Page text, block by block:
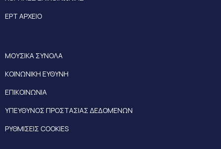
ΕΡΤ ΑΡΧΕΙΟ
ΜΟΥΣΙΚΑ ΣΥΝΟΛΑ
ΚΟΙΝΩΝΙΚΗ ΕΥΘΥΝΗ
ΕΠΙΚΟΙΝΩΝΙΑ
ΥΠΕΥΘΥΝΟΣ ΠΡΟΣΤΑΣΙΑΣ ΔΕΔΟΜΕΝΩΝ
ΡΥΘΜΙΣΕΙΣ COOKIES